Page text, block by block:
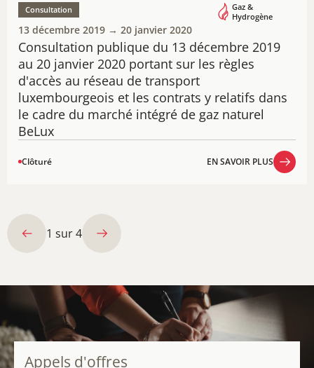
Consultation publique du 13 décembre 2019
au 20 janvier 2020 ​portant sur les règles
d'accès au réseau de transport
luxembourgeois et les contrats y relatifs dans
le cadre du marché intégré de gaz naturel
BeLux
Consultation
Gaz &
Hydrogène
13 décembre 2019 → 20 janvier 2020
Clôturé
EN SAVOIR PLUS
1 sur4
Appels d'offres